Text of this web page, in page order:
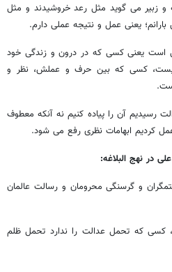
زبیر می گوید مثل رعد خروشیدند و مثل
بارانم؛ یعنی عمل و نتیجه عملی دارم.
است یعنی کسی که در درون و زندگی خود
نیست، کسی که بین حرف و عملش، نظر و
رسیدیم آن را پیاده کنیم نه آنکه معطوف
کردیم ابهامات نظری رفع می شود.
در نهج البلاغه:
و گرسنگی محرومان و رسالت عالمان
که تحمل عدالت را ندارد تحمل ظلم